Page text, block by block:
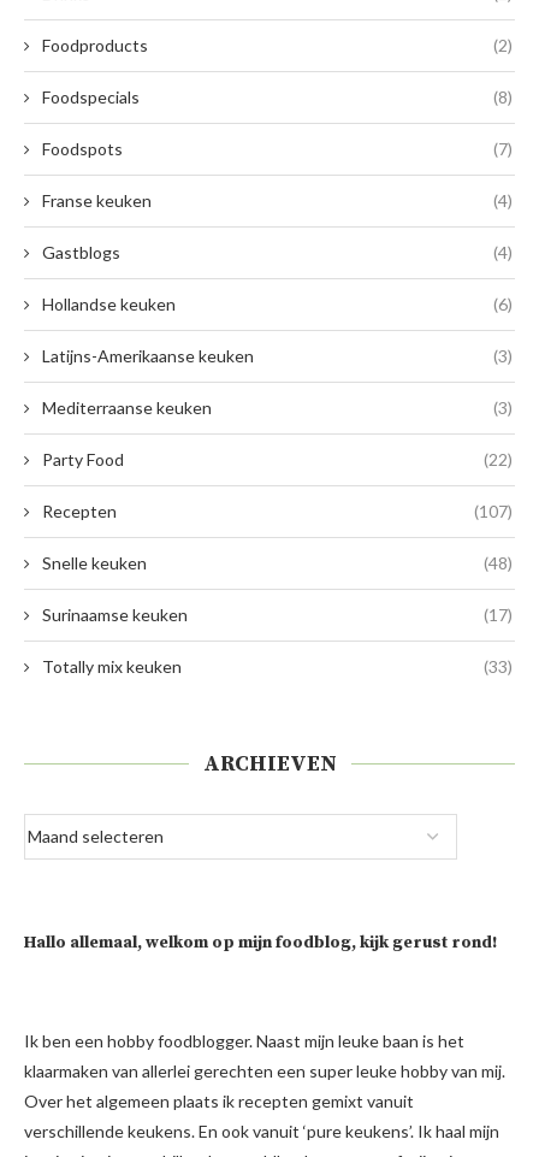
Foodproducts (2)
Foodspecials (8)
Foodspots (7)
Franse keuken (4)
Gastblogs (4)
Hollandse keuken (6)
Latijns-Amerikaanse keuken (3)
Mediterraanse keuken (3)
Party Food (22)
Recepten (107)
Snelle keuken (48)
Surinaamse keuken (17)
Totally mix keuken (33)
ARCHIEVEN
Hallo allemaal, welkom op mijn foodblog, kijk gerust rond!
Ik ben een hobby foodblogger. Naast mijn leuke baan is het
klaarmaken van allerlei gerechten een super leuke hobby van mij.
Over het algemeen plaats ik recepten gemixt vanuit
verschillende keukens. En ook vanuit ‘pure keukens’. Ik haal mijn